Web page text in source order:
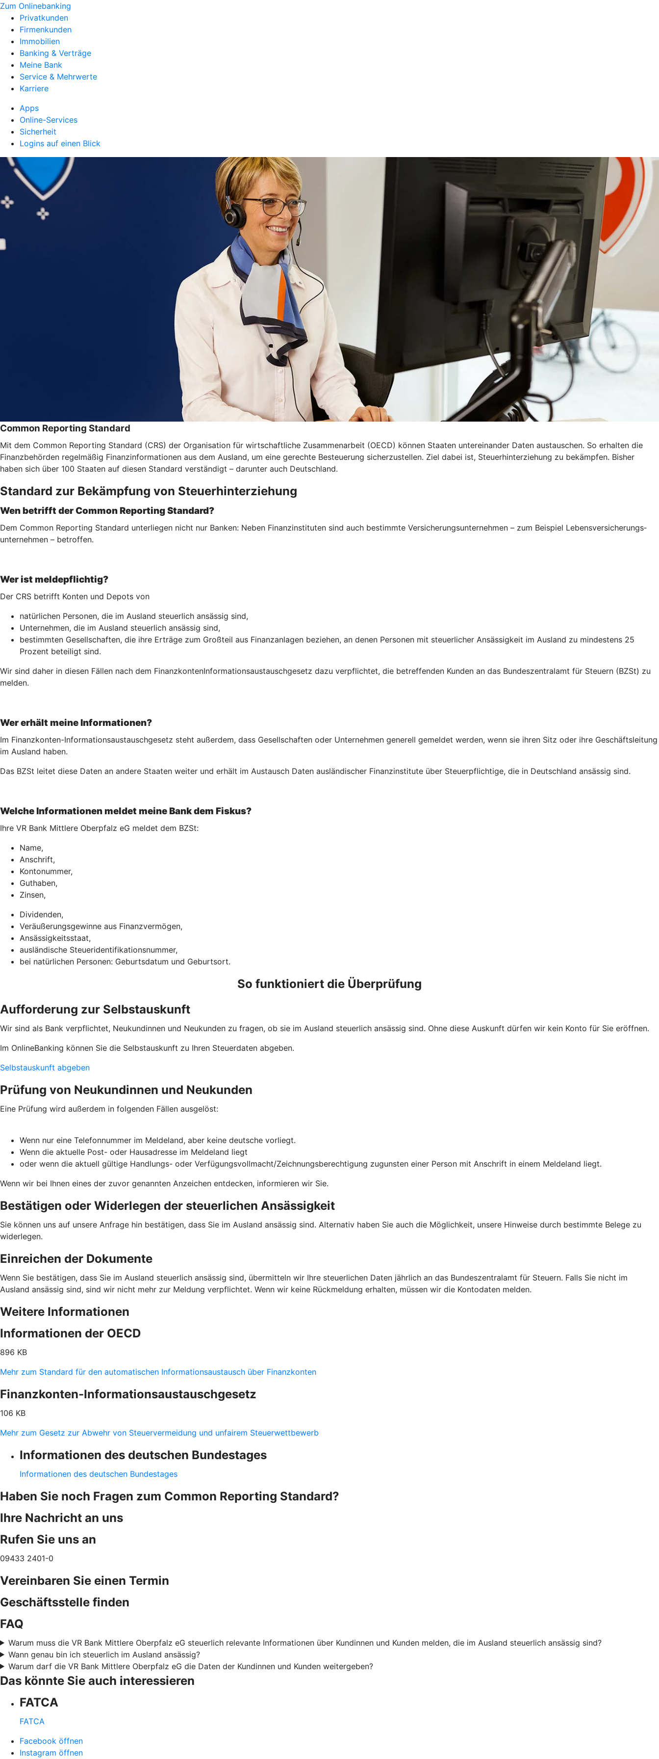
Zum Onlinebanking
Privatkunden
Firmenkunden
Immobilien
Banking & Verträge
Meine Bank
Service & Mehrwerte
Karriere
Apps
Online-Services
Sicherheit
Logins auf einen Blick
Common Reporting Standard
Mit dem Common Reporting Standard (CRS) der Organisation für wirtschaftliche Zusammenarbeit (OECD) können Staaten untereinander Daten austauschen. So erhalten die
Finanzbehörden regelmäßig Finanzinformationen aus dem Ausland, um eine gerechte Besteuerung sicherzustellen. Ziel dabei ist, Steuerhinterziehung zu bekämpfen. Bisher
haben sich über 100 Staaten auf diesen Standard verständigt – darunter auch Deutschland.
Standard zur Bekämpfung von Steuerhinterziehung
Wen betrifft der Common Reporting Standard?
Dem Common Reporting Standard unterliegen nicht nur Banken: Neben Finanzinstituten sind auch bestimmte Versicherungsunternehmen – zum Beispiel Lebensversicherungs­
unternehmen – betroffen.
Wer ist meldepflichtig?
Der CRS betrifft Konten und Depots von
natürlichen Personen, die im Ausland steuerlich ansässig sind,
Unternehmen, die im Ausland steuerlich ansässig sind,
bestimmten Gesellschaften, die ihre Erträge zum Großteil aus Finanzanlagen beziehen, an denen Personen mit steuerlicher Ansässigkeit im Ausland zu mindestens 25
Prozent beteiligt sind.
Wir sind daher in diesen Fällen nach dem Finanz­konten­Informations­austausch­gesetz dazu verpflichtet, die betreffenden Kunden an das Bundeszentralamt für Steuern (BZSt) zu
melden.
Wer erhält meine Informationen?
Im Finanzkonten-Informationsaustauschgesetz steht außerdem, dass Gesellschaften oder Unternehmen generell gemeldet werden, wenn sie ihren Sitz oder ihre Geschäftsleitung
im Ausland haben.
Das BZSt leitet diese Daten an andere Staaten weiter und erhält im Austausch Daten ausländischer Finanzinstitute über Steuerpflichtige, die in Deutschland ansässig sind.
Welche Informationen meldet meine Bank dem Fiskus?
Ihre VR Bank Mittlere Oberpfalz eG meldet dem BZSt:
Name,
Anschrift,
Kontonummer,
Guthaben,
Zinsen,
Dividenden,
Veräußerungsgewinne aus Finanzvermögen,
Ansässigkeitsstaat,
ausländische Steueridentifikationsnummer,
bei natürlichen Personen: Geburtsdatum und Geburtsort.
So funktioniert die Überprüfung
Aufforderung zur Selbstauskunft
Wir sind als Bank verpflichtet, Neukundinnen und Neukunden zu fragen, ob sie im Ausland steuerlich ansässig sind. Ohne diese Auskunft dürfen wir kein Konto für Sie eröffnen.
Im OnlineBanking können Sie die Selbstauskunft zu Ihren Steuerdaten abgeben.
Selbstauskunft abgeben
Prüfung von Neukundinnen und Neukunden
Eine Prüfung wird außerdem in folgenden Fällen ausgelöst:
Wenn nur eine Telefonnummer im Meldeland, aber keine deutsche vorliegt.
Wenn die aktuelle Post- oder Hausadresse im Meldeland liegt
oder wenn die aktuell gültige Handlungs- oder Verfügungsvollmacht/Zeichnungsberechtigung zugunsten einer Person mit Anschrift in einem Meldeland liegt.
Wenn wir bei Ihnen eines der zuvor genannten Anzeichen entdecken, informieren wir Sie.
Bestätigen oder Widerlegen der steuerlichen Ansässigkeit
Sie können uns auf unsere Anfrage hin bestätigen, dass Sie im Ausland ansässig sind. Alternativ haben Sie auch die Möglichkeit, unsere Hinweise durch bestimmte Belege zu
widerlegen.
Einreichen der Dokumente
Wenn Sie bestätigen, dass Sie im Ausland steuerlich ansässig sind, übermitteln wir Ihre steuerlichen Daten jährlich an das Bundeszentralamt für Steuern. Falls Sie nicht im
Ausland ansässig sind, sind wir nicht mehr zur Meldung verpflichtet. Wenn wir keine Rückmeldung erhalten, müssen wir die Kontodaten melden.
Weitere Informationen
Informationen der OECD
896 KB
Mehr zum Standard für den automatischen Informationsaustausch über Finanzkonten
Finanzkonten-Informationsaustauschgesetz
106 KB
Mehr zum Gesetz zur Abwehr von Steuervermeidung und unfairem Steuerwettbewerb
Informationen des deutschen Bundestages
Informationen des deutschen Bundestages
Haben Sie noch Fragen zum Common Reporting Standard?
Ihre Nachricht an uns
Rufen Sie uns an
09433 2401-0
Vereinbaren Sie einen Termin
Geschäftsstelle finden
FAQ
Warum muss die VR Bank Mittlere Oberpfalz eG steuerlich relevante Informationen über Kundinnen und Kunden melden, die im Ausland steuerlich ansässig sind?
Wann genau bin ich steuerlich im Ausland ansässig?
Warum darf die VR Bank Mittlere Oberpfalz eG die Daten der Kundinnen und Kunden weitergeben?
Das könnte Sie auch interessieren
FATCA
FATCA
Facebook öffnen
Instagram öffnen